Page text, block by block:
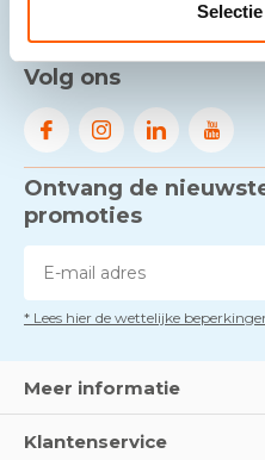
Volg ons
Ontvang de
promoties
* Lees hier de wettelijke
Meer informatie
Klantenservice